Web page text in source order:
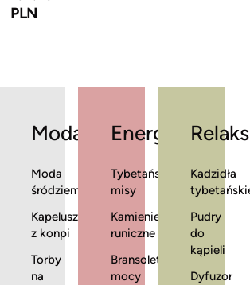
PLN
Moda
Moda
śródziemnomorska
Kapelusze
z konpi
Torby
na
Energia
Tybetańskie
misy
Kamienie
runiczne
Bransoletki
mocy
Relaks
Kadzidła
Pudry
do
kąpieli
Dyfuzor